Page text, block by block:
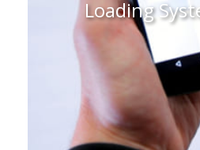
réalisez des
profitez de nombreux
avantages.
EN SAVOIR
Loading